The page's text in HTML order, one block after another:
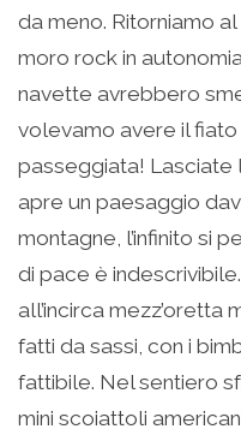
da meno. Ritorniamo
moro rock in
navette avrebbero
volevamo avere il
passeggiata! Lasciate
apre un paesaggio
montagne, l’infinito si
di pace è
all’incirca mezz’oretta
fatti da sassi, con i
fattibile. Nel sentiero
mini scoiattoli